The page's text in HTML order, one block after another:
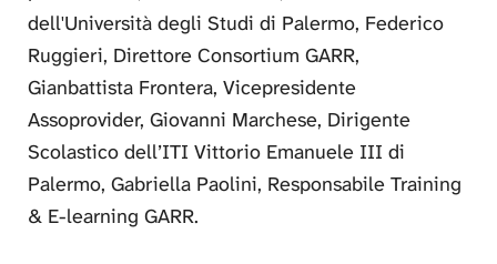
dell'Università degli Studi di Palermo, Federico
Ruggieri, Direttore Consortium GARR,
Gianbattista Frontera, Vicepresidente
Assoprovider, Giovanni Marchese, Dirigente
Scolastico dell’ITI Vittorio Emanuele III di
Palermo, Gabriella Paolini, Responsabile Training
& E-learning GARR.